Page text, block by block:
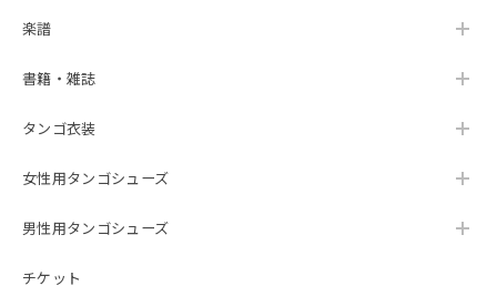
楽譜
書籍・雑誌
タンゴ衣装
女性用タンゴシューズ
男性用タンゴシューズ
チケット